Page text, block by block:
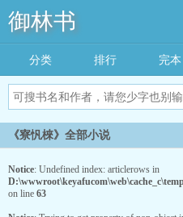
御林书
分类 排行 完本
《寮忛棶》全部小说
Notice: Undefined index: articlerows in
on line 63